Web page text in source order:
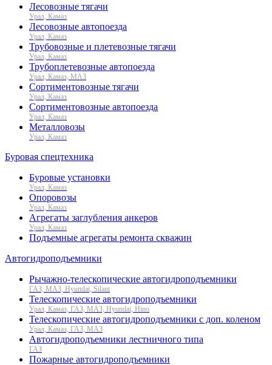
Лесовозные тягачи
Урал, Камаз
Лесовозные автопоезда
Урал, Камаз
Трубовозные и плетевозные тягачи
Урал, Камаз
Трубоплетевозные автопоезда
Урал, Камаз, МАЗ
Сортиментовозные тягачи
Урал, Камаз
Сортиментовозные автопоезда
Урал, Камаз
Металловозы
Урал, Камаз
Буровая спецтехника
Буровые установки
Урал, Камаз
Опоровозы
Урал, Камаз
Агрегаты заглубления анкеров
Урал, Камаз
Подъемные агрегаты ремонта скважин
Автогидроподъемники
Рычажно-телескопические автогидроподъемники
ГАЗ, МАЗ, Hyundai, Silant
Телескопические автогидроподъемники
Урал, Камаз, ГАЗ, МАЗ, Hyundai, Hino
Телескопические автогидроподъемники с доп. коленом
Урал, Камаз, ГАЗ, МАЗ
Автогидроподъемники лестничного типа
ГАЗ
Пожарные автогидроподъемники